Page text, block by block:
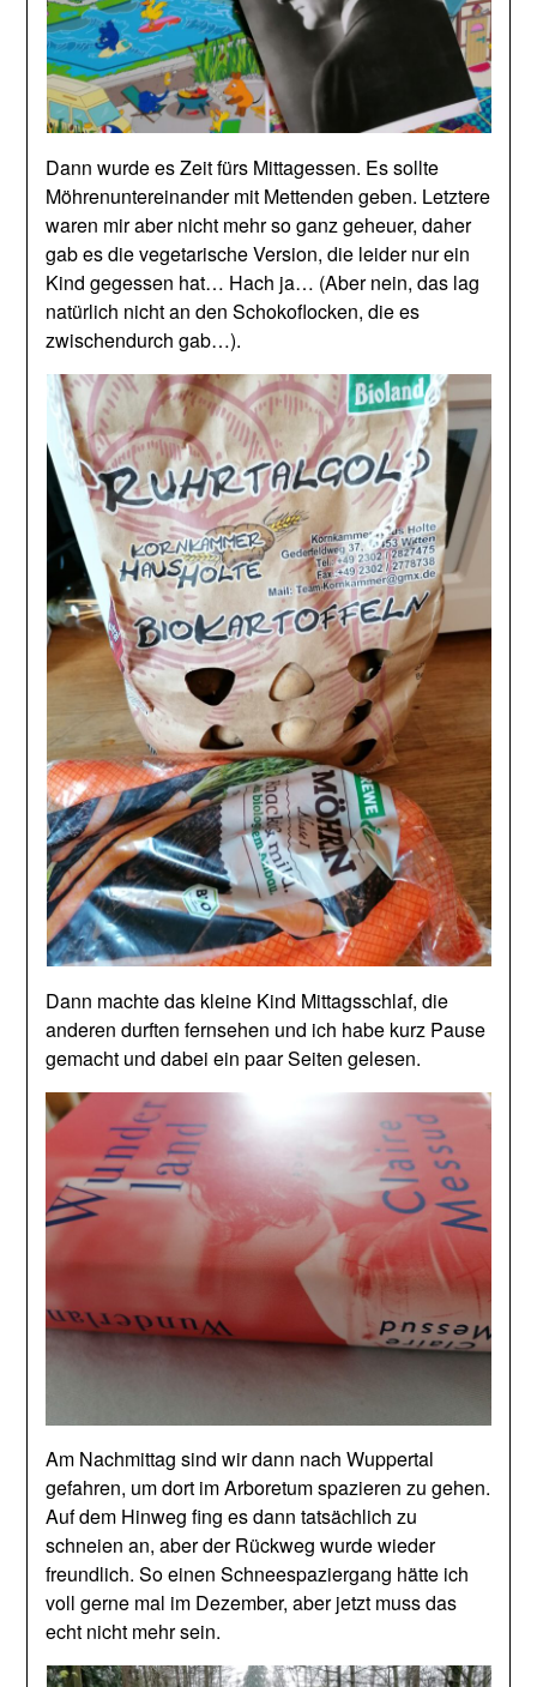
Dann wurde es Zeit fürs Mittagessen. Es sollte
Möhrenuntereinander mit Mettenden geben. Letztere
waren mir aber nicht mehr so ganz geheuer, daher
gab es die vegetarische Version, die leider nur ein
Kind gegessen hat… Hach ja… (Aber nein, das lag
natürlich nicht an den Schokoflocken, die es
zwischendurch gab…).
Dann machte das kleine Kind Mittagsschlaf, die
anderen durften fernsehen und ich habe kurz Pause
gemacht und dabei ein paar Seiten gelesen.
Am Nachmittag sind wir dann nach Wuppertal
gefahren, um dort im Arboretum spazieren zu gehen.
Auf dem Hinweg fing es dann tatsächlich zu
schneien an, aber der Rückweg wurde wieder
freundlich. So einen Schneespaziergang hätte ich
voll gerne mal im Dezember, aber jetzt muss das
echt nicht mehr sein.